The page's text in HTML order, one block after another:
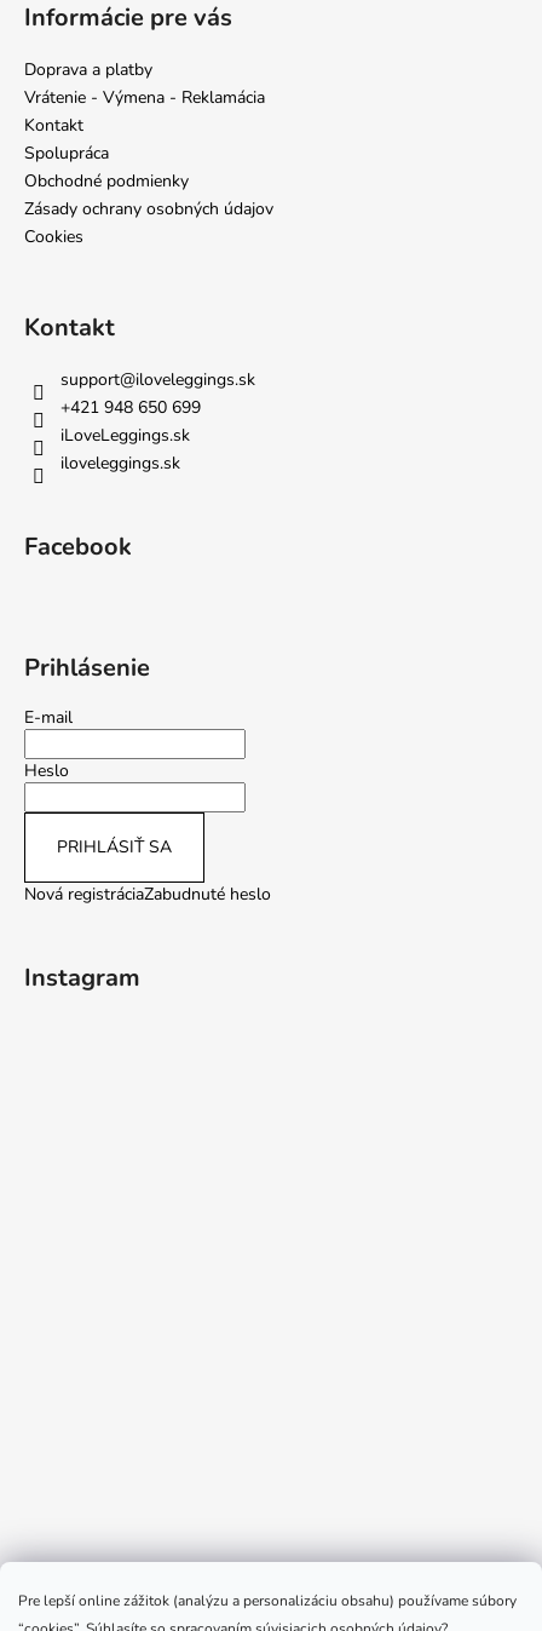
Pre lepší online zážitok (analýzu a personalizáciu obsahu) používame súbory
Informácie pre vás
Doprava a platby
Vrátenie - Výmena - Reklamácia
Kontakt
Spolupráca
Obchodné podmienky
Zásady ochrany osobných údajov
Cookies
Kontakt
support@iloveleggings.sk
+421 948 650 699
iLoveLeggings.sk
iloveleggings.sk
Facebook
Prihlásenie
E-mail
Heslo
PRIHLÁSIŤ SA
Nová registráciaZabudnuté heslo
Instagram
Sledovať na Instagrame